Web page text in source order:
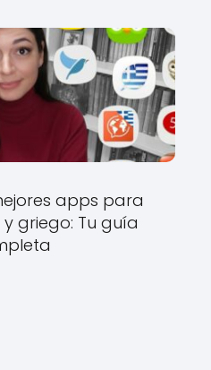
apps para
griego: Tu guía